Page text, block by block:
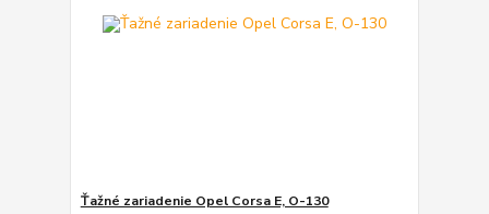
Ťažné zariadenie Opel Corsa E, O-130